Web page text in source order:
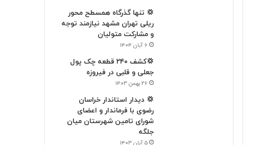
💢 تنها گذرگاه همسطح محور
ریلی تهران مشهد نیازمند توجه
و مشارکت متولیان
۶ آبان ۱۴۰۴
💢کشف ۲۴۰ قطعه چک پول
جعلی و قلبی در فیروزه
۲۶ بهمن ۱۴۰۳
💢 دیدار استاندار خراسان
رضوی با فرماندار و اعضای
شورای تامین شهرستان میان
جلگه
۵ آبان ۱۴۰۳